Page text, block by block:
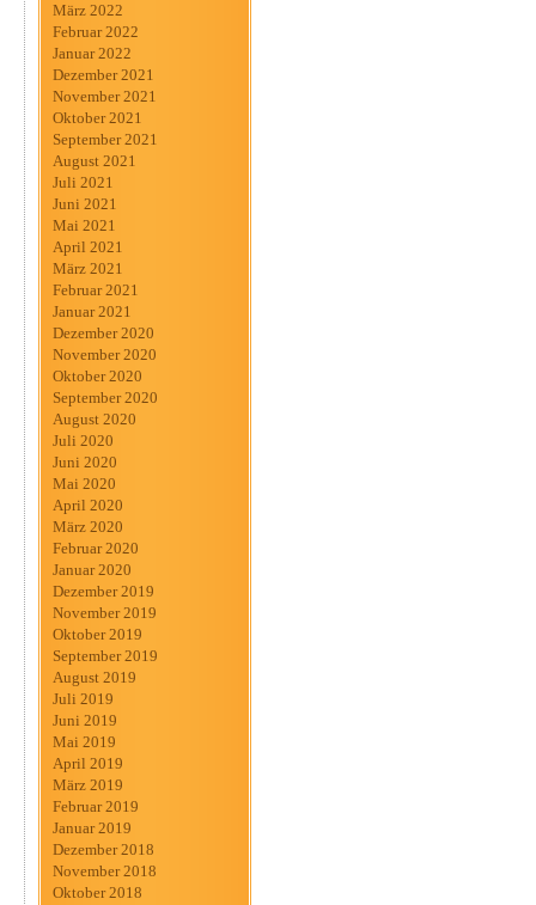
März 2022
Februar 2022
Januar 2022
Dezember 2021
November 2021
Oktober 2021
September 2021
August 2021
Juli 2021
Juni 2021
Mai 2021
April 2021
März 2021
Februar 2021
Januar 2021
Dezember 2020
November 2020
Oktober 2020
September 2020
August 2020
Juli 2020
Juni 2020
Mai 2020
April 2020
März 2020
Februar 2020
Januar 2020
Dezember 2019
November 2019
Oktober 2019
September 2019
August 2019
Juli 2019
Juni 2019
Mai 2019
April 2019
März 2019
Februar 2019
Januar 2019
Dezember 2018
November 2018
Oktober 2018